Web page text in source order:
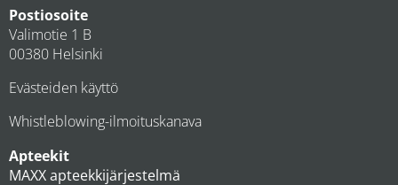
Postiosoite
Valimotie 1 B
00380 Helsinki
Evästeiden käyttö
Whistleblowing-ilmoituskanava
Apteekit
MAXX apteekkijärjestelmä